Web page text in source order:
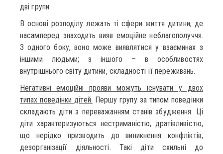
дві групи.
В основі розподілу лежать ті сфери життя дитини, де
насамперед знаходить вияв емоційне неблагополуччя.
З одного боку, воно може виявлятися у взаєминах з
іншими людьми; з іншого – в особливостях
внутрішнього світу дитини, складності її переживань.
Негативні емоційні прояви можуть існувати у двох
типах поведінки дітей. Першу групу за типом поведінки
складають діти з переважанням станів збудження. Ці
діти характеризуються нестриманістю, дратівливістю,
що нерідко призводить до виникнення конфліктів,
дезорганізації діяльності. Такі діти схильні до